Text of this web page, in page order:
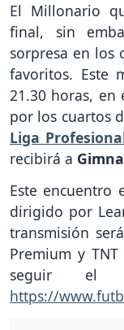
El Millonario
final, sin
sorpresa en los
favoritos. Este
21.30 horas, en
por los cuartos
Liga
recibirá a
Este encuentro
dirigido por
transmisión
Premium y
seguir el
https://